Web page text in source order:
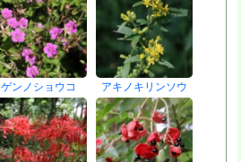
ゲンノショウコ アキノキリンソウ